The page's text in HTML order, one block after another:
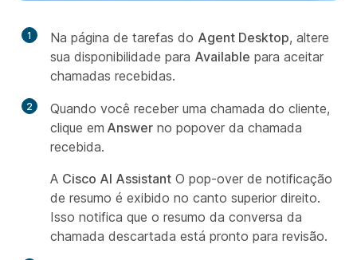
1 Na página de tarefas do Agent Desktop, altere
sua disponibilidade para Available para aceitar
chamadas recebidas.
2
Quando você receber uma chamada do cliente,
clique em Answer no popover da chamada
recebida.
A Cisco AI Assistant O pop-over de notificação
de resumo é exibido no canto superior direito.
Isso notifica que o resumo da conversa da
chamada descartada está pronto para revisão.